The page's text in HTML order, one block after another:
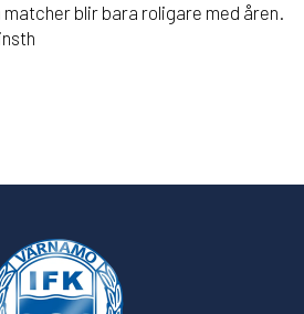
matcher blir bara roligare med åren.